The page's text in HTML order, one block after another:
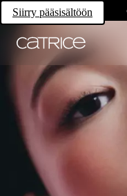
Siirry pääsisältöön